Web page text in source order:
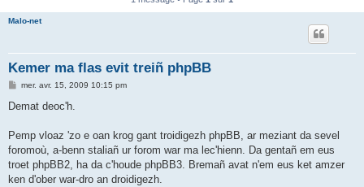
Malo-net
Kemer ma flas evit treiñ phpBB
M
s
g
mer. avr. 15, 2009 10:15 pm
Demat deoc'h.
Pemp vloaz 'zo e oan krog gant troidigezh phpBB, ar meziant da sevel
foromoù, a-benn staliañ ur forom war ma lec'hienn. Da gentañ em eus
troet phpBB2, ha da c'houde phpBB3. Bremañ avat n'em eus ket amzer
ken d'ober war-dro an droidigezh.